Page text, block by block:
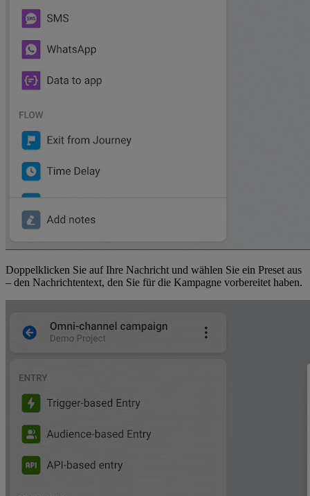
Doppelklicken Sie auf Ihre Nachricht und wählen Sie ein Preset aus
– den Nachrichtentext, den Sie für die Kampagne vorbereitet haben.